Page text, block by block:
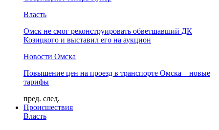
Власть
Омск не смог реконструировать обветшавший ДК
Козицкого и выставил его на аукцион
Новости Омска
Повышение цен на проезд в транспорте Омска – новые
тарифы
пред. след.
Происшествия
Власть